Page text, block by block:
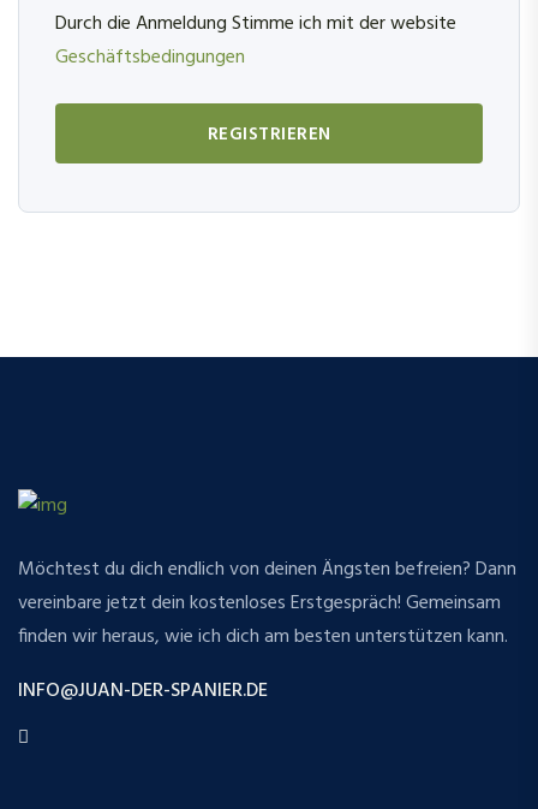
Durch die Anmeldung Stimme ich mit der website
Geschäftsbedingungen
REGISTRIEREN
Möchtest du dich endlich von deinen Ängsten befreien? Dann
vereinbare jetzt dein kostenloses Erstgespräch! Gemeinsam
finden wir heraus, wie ich dich am besten unterstützen kann.
INFO@JUAN-DER-SPANIER.DE